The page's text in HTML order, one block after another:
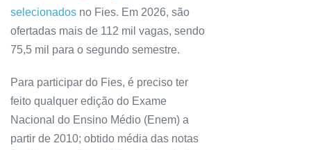
selecionados no Fies. Em 2026, são
ofertadas mais de 112 mil vagas, sendo
75,5 mil para o segundo semestre.
Para participar do Fies, é preciso ter
feito qualquer edição do Exame
Nacional do Ensino Médio (Enem) a
partir de 2010; obtido média das notas